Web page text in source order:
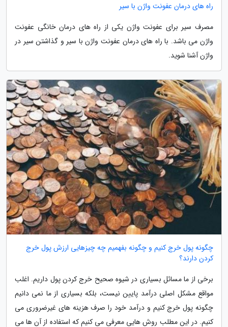
راه های درمان عفونت واژن با سیر
مصرف سیر برای عفونت واژن یکی از راه های درمان خانگی عفونت
واژن می باشد. با راه های درمان عفونت واژن با سیر و گذاشتن سیر در
واژن آشنا شوید.
چگونه پول خرج کنیم و چگونه بفهمیم چه چیزهایی ارزش پول خرج
کردن دارند؟
برخی از ما مسائل بسیاری در شیوه صحیح خرج کردن پول داریم. اغلب
مواقع مشکل اصلی درآمد پایین نیست، بلکه بسیاری از ما نمی دانیم
چگونه پول خرج کنیم و درآمد خود را صرف هزینه های غیرضروری می
کنیم. در این مطلب روش هایی معرفی می کنیم که استفاده از آن ها می